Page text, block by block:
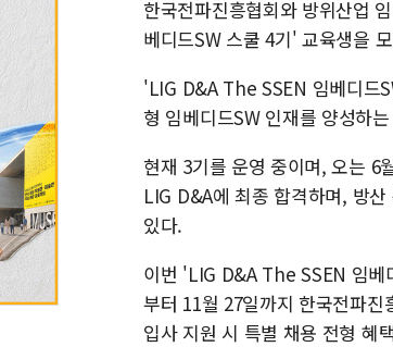
한국전파진흥협회와 방위산업
베디드SW 스쿨 4기' 교육생을
'LIG D&A The SSEN 임베디드
형 임베디드SW 인재를 양성하
현재 3기를 운영 중이며, 오는 6
LIG D&A에 최종 합격하며, 방
있다.
이번 'LIG D&A The SSEN 임베
부터 11월 27일까지 한국전파
입사 지원 시 특별 채용 전형 혜